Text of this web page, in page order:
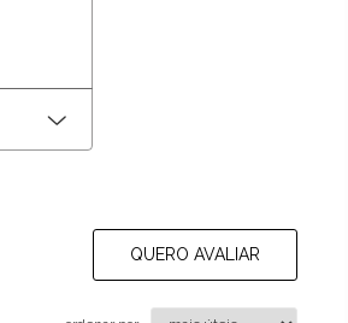
QUERO AVALIAR